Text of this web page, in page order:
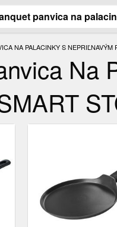
NA PALACINKY S
Na